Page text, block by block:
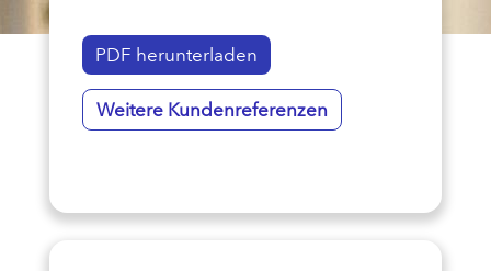
PDF herunterladen
Weitere Kundenreferenzen